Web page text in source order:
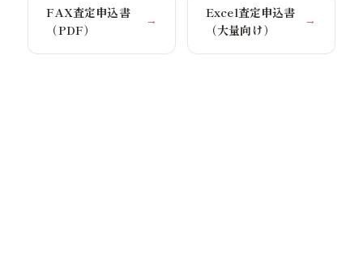
FAX査定申込書
（PDF）
→
Excel査定申込書
（大量向け）
→